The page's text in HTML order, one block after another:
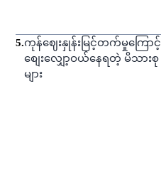
5.ကုန်ဈေးနှုန်းမြင့်တက်မှုကြောင့်
စျေးလျှော့ဝယ်နေရတဲ့ မိသားစု
များ